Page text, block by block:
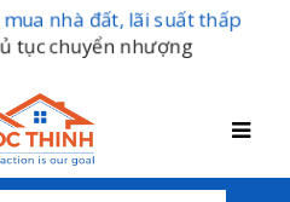
nhà đất, lãi suất thấp
tục chuyển nhượng